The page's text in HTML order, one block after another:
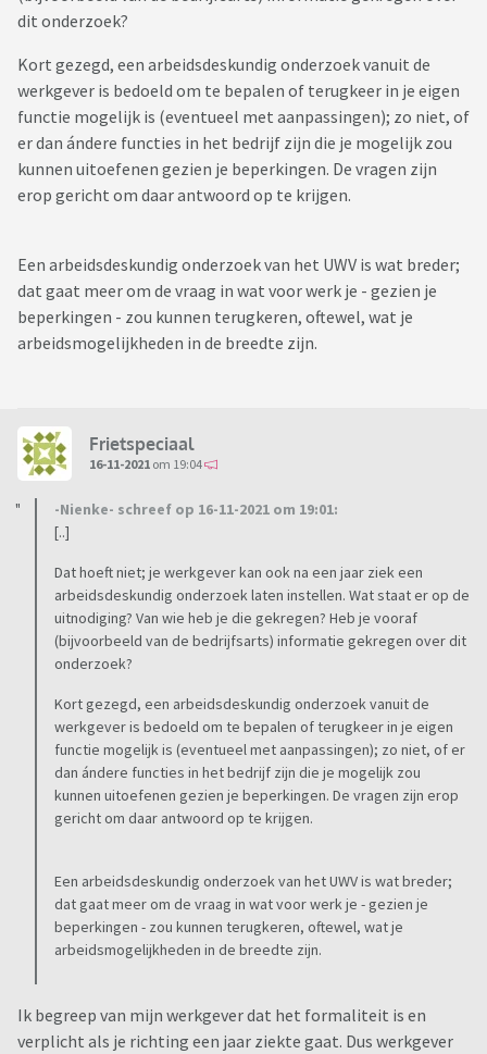
dit onderzoek?
Kort gezegd, een arbeidsdeskundig onderzoek vanuit de
werkgever is bedoeld om te bepalen of terugkeer in je eigen
functie mogelijk is (eventueel met aanpassingen); zo niet, of
er dan ándere functies in het bedrijf zijn die je mogelijk zou
kunnen uitoefenen gezien je beperkingen. De vragen zijn
erop gericht om daar antwoord op te krijgen.
Een arbeidsdeskundig onderzoek van het UWV is wat breder;
dat gaat meer om de vraag in wat voor werk je - gezien je
beperkingen - zou kunnen terugkeren, oftewel, wat je
arbeidsmogelijkheden in de breedte zijn.
Frietspeciaal
16-11-2021 om 19:04
-Nienke- schreef op 16-11-2021 om 19:01:
[..]
Dat hoeft niet; je werkgever kan ook na een jaar ziek een
arbeidsdeskundig onderzoek laten instellen. Wat staat er op de
uitnodiging? Van wie heb je die gekregen? Heb je vooraf
(bijvoorbeeld van de bedrijfsarts) informatie gekregen over dit
onderzoek?
Kort gezegd, een arbeidsdeskundig onderzoek vanuit de
werkgever is bedoeld om te bepalen of terugkeer in je eigen
functie mogelijk is (eventueel met aanpassingen); zo niet, of er
dan ándere functies in het bedrijf zijn die je mogelijk zou
kunnen uitoefenen gezien je beperkingen. De vragen zijn erop
gericht om daar antwoord op te krijgen.
Een arbeidsdeskundig onderzoek van het UWV is wat breder;
dat gaat meer om de vraag in wat voor werk je - gezien je
beperkingen - zou kunnen terugkeren, oftewel, wat je
arbeidsmogelijkheden in de breedte zijn.
Ik begreep van mijn werkgever dat het formaliteit is en
verplicht als je richting een jaar ziekte gaat. Dus werkgever